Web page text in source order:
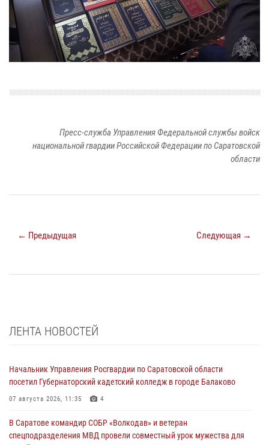
Пресс-служба Управления Федеральной службы войск
национальной гвардии Российской Федерации по Саратовской
области
← Предыдущая Следующая →
ЛЕНТА НОВОСТЕЙ
Начальник Управления Росгвардии по Саратовской области
посетил Губернаторский кадетский колледж в городе Балаково
07 августа 2026, 11:35 4
В Саратове командир СОБР «Волкодав» и ветеран
спецподразделения МВД провели совместный урок мужества для